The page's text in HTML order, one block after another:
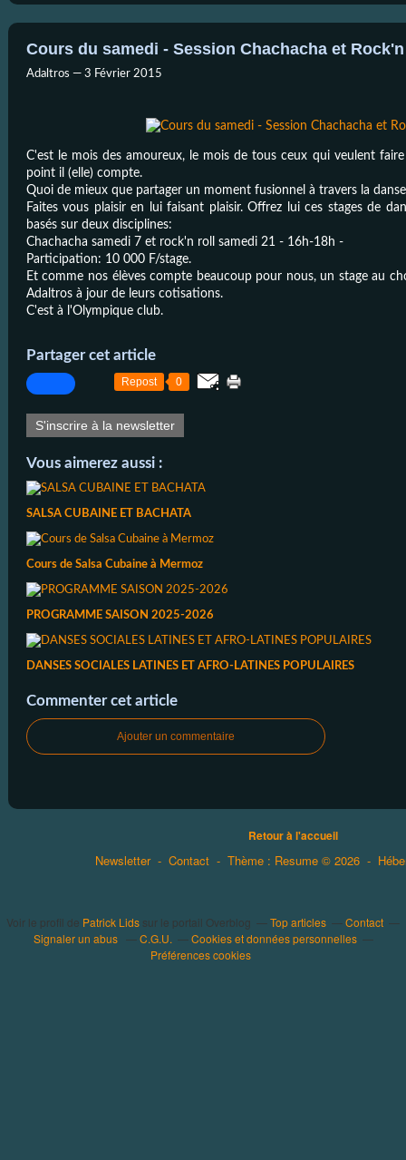
Cours du samedi - Session Chachacha et
Adaltros — 3 Février 2015
C'est le mois des amoureux, le mois de tous ceux qui veulent
point il (elle) compte.
Quoi de mieux que partager un moment fusionnel à travers la
Faites vous plaisir en lui faisant plaisir. Offrez lui ces stages de
basés sur deux disciplines:
Chachacha samedi 7 et rock'n roll samedi 21 - 16h-18h -
Participation: 10 000 F/stage.
Et comme nos élèves compte beaucoup pour nous, un stage au
Adaltros à jour de leurs cotisations.
C'est à l'Olympique club.
Partager cet article
Repost 0
S'inscrire à la newsletter
Vous aimerez aussi :
SALSA CUBAINE ET BACHATA
Cours de Salsa Cubaine à Mermoz
PROGRAMME SAISON 2025-2026
DANSES SOCIALES LATINES ET AFRO-LATINES POPULAIRES
Commenter cet article
Ajouter un commentaire
Retour à l'accueil
Newsletter - Contact - Thème : Resume © 2026 -
Voir le profil de Patrick Lids sur le portail Overblog Top articles
Contact
Signaler un abus
C.G.U.
Cookies et données personnelles
Préférences cookies